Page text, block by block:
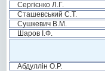
Сергієнко Л.Г.
Сташевський С.Т.
Сушкевич В.М.
Шаров І.Ф.
Абдуллін О.Р.